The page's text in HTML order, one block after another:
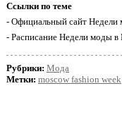
Ссылки по теме
- Официальный сайт
- Расписание Недели моды
Рубрики: Мода
Метки: moscow fashion week